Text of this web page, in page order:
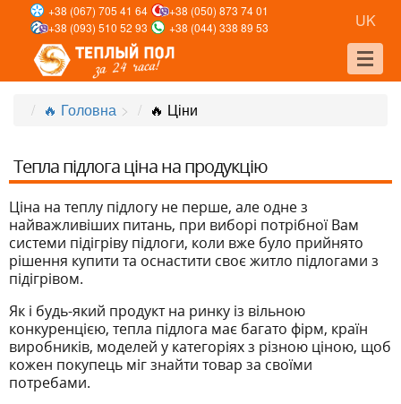
+38 (067) 705 41 64
+38 (050) 873 74 01
+38 (093) 510 52 93
+38 (044) 338 89 53 UK
🔥 Головна > 🔥 Ціни
Тепла підлога ціна на продукцію
Ціна на теплу підлогу не перше, але одне з
найважливіших питань, при виборі потрібної Вам
системи підігріву підлоги, коли вже було прийнято
рішення купити та оснастити своє житло підлогами з
підігрівом.
Як і будь-який продукт на ринку із вільною
конкуренцією, тепла підлога має багато фірм, країн
виробників, моделей у категоріях з різною ціною, щоб
кожен покупець міг знайти товар за своїми
потребами.